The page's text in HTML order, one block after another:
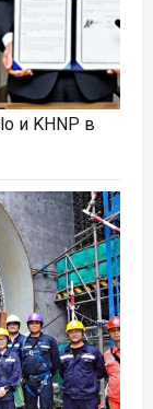
и KHNP в